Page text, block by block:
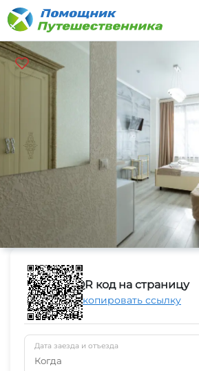
QR код на страницу
Скопировать ссылку
Дата заезда и отъезда
Когда